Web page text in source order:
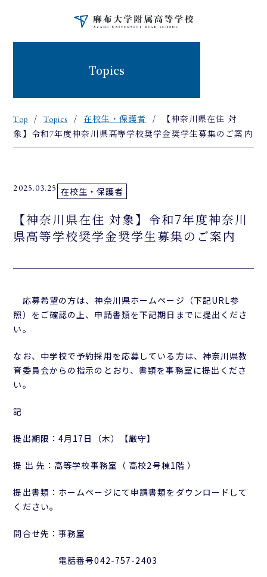
Topics
Top Topics 在校生・保護者
【神奈川県在住 対
象】令和7年度神奈川県高等学校奨学金奨学生募集のご案内
2025.03.25 在校生・保護者
【神奈川県在住 対象】令和7年度神奈川
県高等学校奨学金奨学生募集のご案内
応募希望の方は、神奈川県ホームページ（下記URL参
照）をご確認の上、申請書類を下記期日までに提出くださ
い。
なお、中学校で予約採用を応募している方は、神奈川県教
育委員会からの指示のとおり、書類を事務室に提出くださ
い。
記
提出期限：4月17日（木）【厳守】
提 出 先：高等学校事務室（ 高校2号棟1階 ）
提出書類：ホームページにて申請書類をダウンロードして
ください。
問合せ先：事務室
電話番号042-757-2403